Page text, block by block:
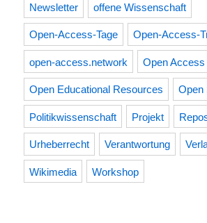
Newsletter offene Wissenschaft
Open-Access-Tage Open-Access-
open-access.network Open Access
Open Educational Resources Open
Politikwissenschaft Projekt
Urheberrecht Verantwortung
Wikimedia Workshop